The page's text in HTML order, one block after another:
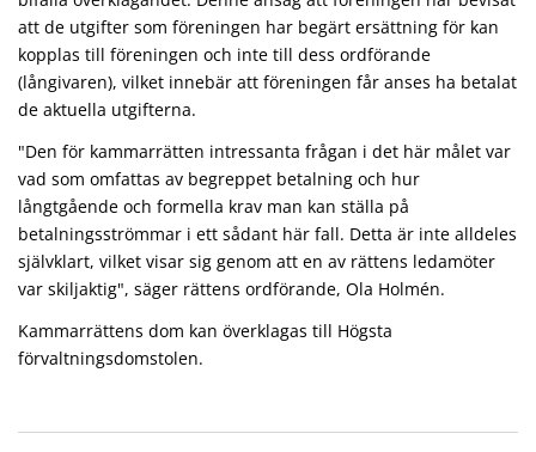
att de utgifter som föreningen har begärt ersättning för kan
kopplas till föreningen och inte till dess ordförande
(långivaren), vilket innebär att föreningen får anses ha betalat
de aktuella utgifterna.
"Den för kammarrätten intressanta frågan i det här målet var
vad som omfattas av begreppet betalning och hur
långtgående och formella krav man kan ställa på
betalningsströmmar i ett sådant här fall. Detta är inte alldeles
självklart, vilket visar sig genom att en av rättens ledamöter
var skiljaktig", säger rättens ordförande, Ola Holmén.
Kammarrättens dom kan överklagas till Högsta
förvaltningsdomstolen.